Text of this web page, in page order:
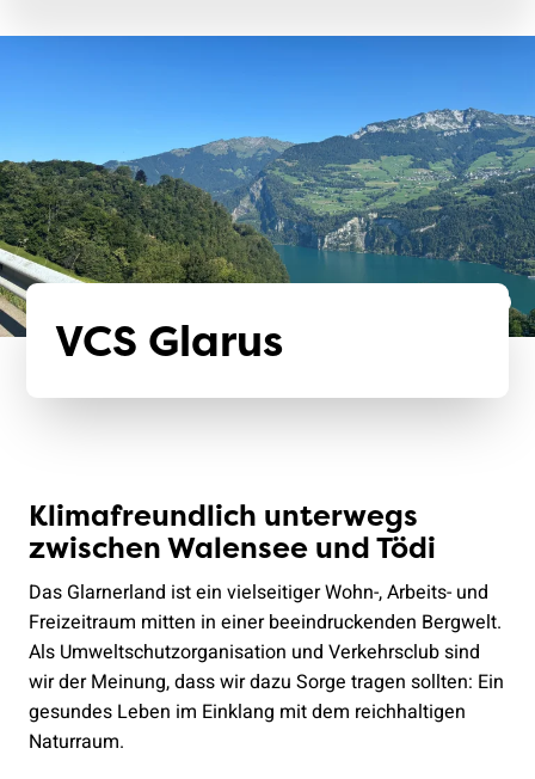
VCS Glarus
Klimafreundlich unterwegs
zwischen Walensee und Tödi
Das Glarnerland ist ein vielseitiger Wohn-, Arbeits- und
Freizeitraum mitten in einer beeindruckenden Bergwelt.
Als Umweltschutzorganisation und Verkehrsclub sind
wir der Meinung, dass wir dazu Sorge tragen sollten: Ein
gesundes Leben im Einklang mit dem reichhaltigen
Naturraum.